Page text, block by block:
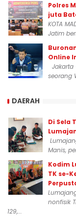
Polres
juta
KOTA
Jatim
Online
Jakarta
seorang
DAERAH
Di Sela
Manis,
Kodim
TK se-
nonfisik
129,...